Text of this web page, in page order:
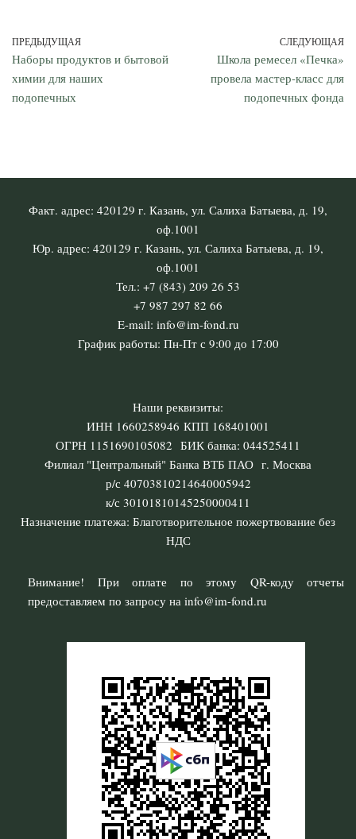
ПРЕДЫДУЩАЯ
Наборы продуктов и бытовой
химии для наших
подопечных
СЛЕДУЮЩАЯ
Школа ремесел «Печка»
провела мастер-класс для
подопечных фонда
Факт. адрес: 420129 г. Казань, ул. Салиха Батыева, д. 19,
оф.1001
Юр. адрес: 420129 г. Казань, ул. Салиха Батыева, д. 19,
оф.1001
Тел.: +7 (843) 209 26 53
+7 987 297 82 66
E-mail: info@im-fond.ru
График работы: Пн-Пт с 9:00 до 17:00
Наши реквизиты:
ИНН 1660258946 КПП 168401001
ОГРН 1151690105082 БИК банка: 044525411
Филиал "Центральный" Банка ВТБ ПАО г. Москва
р/с 40703810214640005942
к/с 30101810145250000411
Назначение платежа: Благотворительное пожертвование без
НДС
Внимание! При оплате по этому QR-коду отчеты
предоставляем по запросу на info@im-fond.ru